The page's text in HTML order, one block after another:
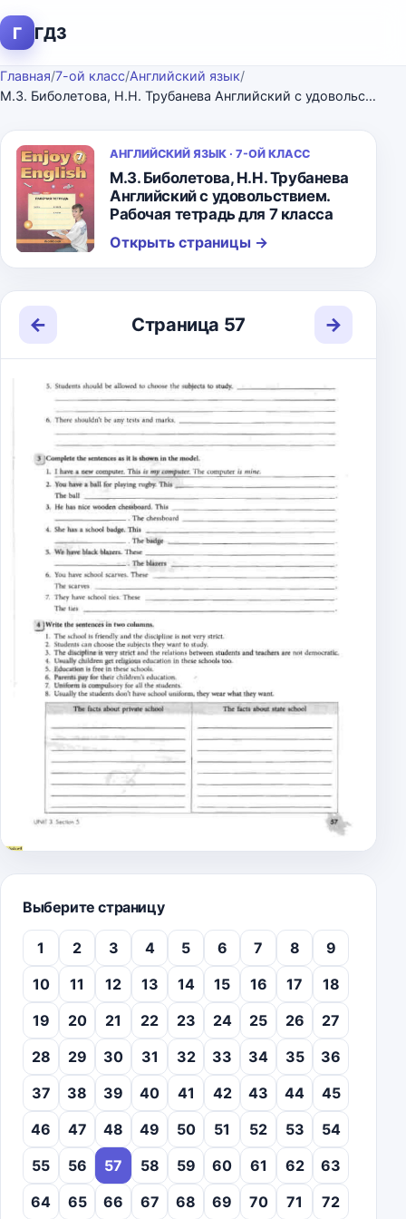
Г ГДЗ
Главная/7-ой класс/Английский язык/
М.З. Биболетова, Н.Н. Трубанева Английский с удовольствием. Рабочая тетрадь для 7 класса
АНГЛИЙСКИЙ ЯЗЫК · 7-ОЙ КЛАСС
М.З. Биболетова, Н.Н. Трубанева
Английский с удовольствием.
Рабочая тетрадь для 7 класса
Открыть страницы →
← Страница 57 →
Выберите страницу
1 2 3 4 5 6 7 8
9
10
11 12 13 14 15 16 17
18
19
20 21 22 23 24 25 26
27
28
29 30 31 32 33 34 35
36
37
38 39 40 41 42 43 44
45
46
47 48 49 50 51 52 53
54
55
56 57 58 59 60 61 62
63
64
65 66 67 68 69 70 71 72